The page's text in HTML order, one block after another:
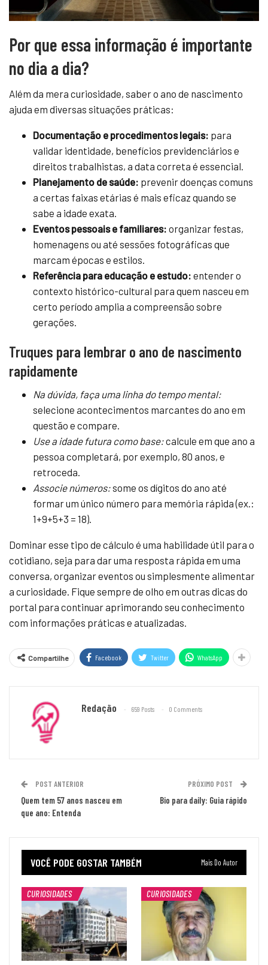
Por que essa informação é importante
no dia a dia?
Além da mera curiosidade, saber o ano de nascimento
ajuda em diversas situações práticas:
Documentação e procedimentos legais: para
validar identidade, benefícios previdenciários e
direitos trabalhistas, a data correta é essencial.
Planejamento de saúde: prevenir doenças comuns
a certas faixas etárias é mais eficaz quando se
sabe a idade exata.
Eventos pessoais e familiares: organizar festas,
homenagens ou até sessões fotográficas que
marcam épocas e estilos.
Referência para educação e estudo: entender o
contexto histórico-cultural para quem nasceu em
certo período amplia a compreensão sobre
gerações.
Truques para lembrar o ano de nascimento
rapidamente
Na dúvida, faça uma linha do tempo mental:
selecione acontecimentos marcantes do ano em
questão e compare.
Use a idade futura como base:calcule em que ano a
pessoa completará, por exemplo, 80 anos, e
retroceda.
Associe números:some os dígitos do ano até
formar um único número para memória rápida (ex.:
1+9+5+3 = 18).
Dominar esse tipo de cálculo é uma habilidade útil para o
cotidiano, seja para dar uma resposta rápida em uma
conversa, organizar eventos ou simplesmente alimentar
a curiosidade. Fique sempre de olho em outras dicas do
portal para continuar aprimorando seu conhecimento
com informações práticas e atualizadas.
Compartilhe Facebook Twitter WhatsApp
Redação 659 Posts 0 Comments
POST ANTERIOR
Quem tem 57 anos nasceu em
que ano: Entenda
PRÓXIMO POST
Bio para daily: Guia rápido
VOCÊ PODE GOSTAR TAMBÉM Mais Do Autor
CURIOSIDADES CURIOSIDADES